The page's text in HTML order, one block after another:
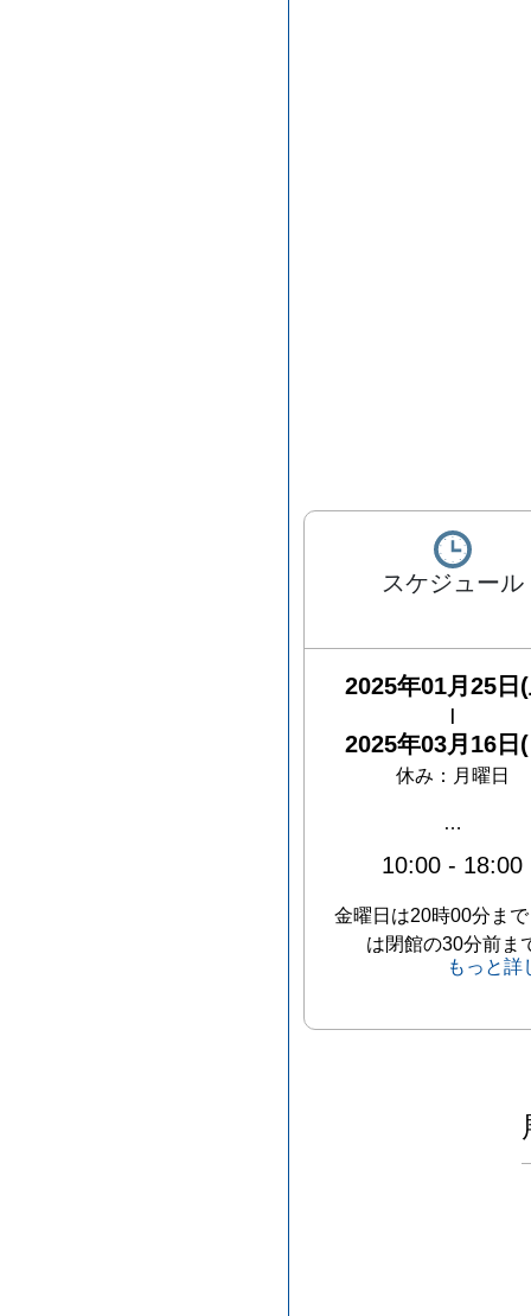
スケジュール
2025年01月25日
2025年03月16日
休み： 月曜日
…
10:00 - 18:00
金曜日は20時00分ま
は閉館の30分前ま
もっと詳